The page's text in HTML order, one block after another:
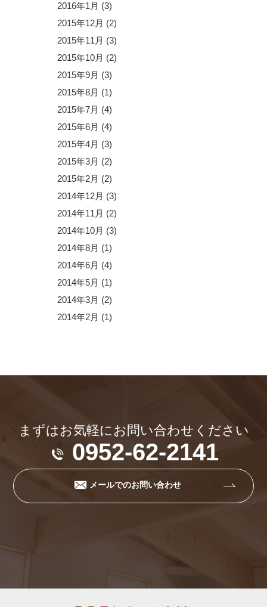
2016年1月 (3)
2015年12月 (2)
2015年11月 (3)
2015年10月 (2)
2015年9月 (3)
2015年8月 (1)
2015年7月 (4)
2015年6月 (4)
2015年4月 (3)
2015年3月 (2)
2015年2月 (2)
2014年12月 (3)
2014年11月 (2)
2014年10月 (3)
2014年8月 (1)
2014年6月 (4)
2014年5月 (1)
2014年3月 (2)
2014年2月 (1)
まずはお気軽にお問い合わせください
0952-62-2141
メールでのお問い合わせ